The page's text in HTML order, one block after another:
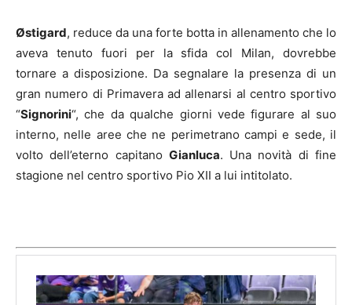
Østigard, reduce da una forte botta in allenamento che lo
aveva tenuto fuori per la sfida col Milan, dovrebbe
tornare a disposizione. Da segnalare la presenza di un
gran numero di Primavera ad allenarsi al centro sportivo
“Signorini“, che da qualche giorni vede figurare al suo
interno, nelle aree che ne perimetrano campi e sede, il
volto dell’eterno capitano Gianluca. Una novità di fine
stagione nel centro sportivo Pio XII a lui intitolato.